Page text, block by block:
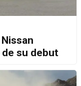
de su debut